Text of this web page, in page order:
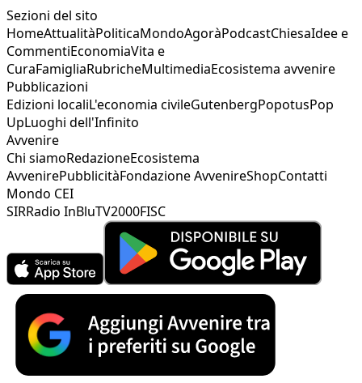
Sezioni del sito
HomeAttualitàPoliticaMondoAgoràPodcastChiesaIdee e
CommentiEconomiaVita e
CuraFamigliaRubricheMultimediaEcosistema avvenire
Pubblicazioni
Edizioni localiL'economia civileGutenbergPopotusPop
UpLuoghi dell'Infinito
Avvenire
Chi siamoRedazioneEcosistema
AvvenirePubblicitàFondazione AvvenireShopContatti
Mondo CEI
SIRRadio InBluTV2000FISC